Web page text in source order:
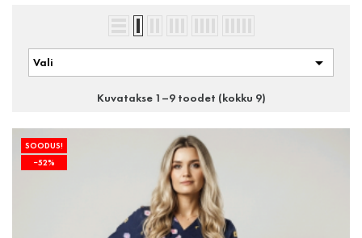
Vali 
Kuvatakse 1–9 toodet (kokku 9)
SOODUS!
−52%